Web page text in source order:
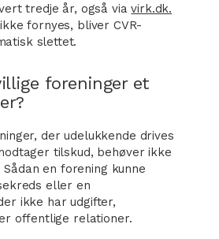
tredje år, også viavirk.dk.
fornyes, bliver CVR-
slettet.
foreninger et
der udelukkende drives
tilskud, behøver ikke
Sådan en forening kunne
eller en
ikke har udgifter,
offentlige relationer.